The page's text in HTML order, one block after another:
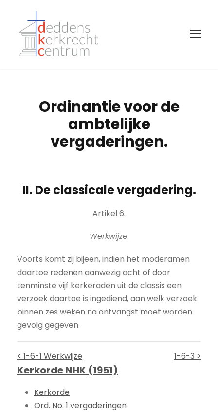
Ordinantie voor de
ambtelijke
vergaderingen.
II. De classicale vergadering.
Artikel 6.
Werkwijze.
Voorts komt zij bijeen, indien het moderamen
daartoe redenen aanwezig acht of door
tenminste vijf kerkeraden uit de classis een
verzoek daartoe is ingediend, aan welk verzoek
binnen zes weken na ontvangst moet worden
gevolg gegeven.
< 1-6-1 Werkwijze 1-6-3 >
Kerkorde NHK (1951)
Kerkorde
Ord. No. 1 vergaderingen